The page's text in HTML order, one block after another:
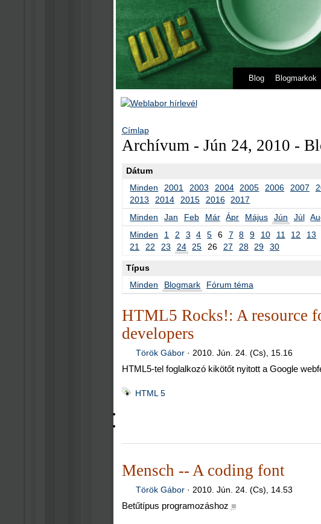
Blog Blogmarkok
Címlap
Archívum - Jún 24, 2010 -
Dátum
Minden
2001 2003 2004 2005 2006 2007
2013
2014 2015 2016
2017
Minden
Jan Feb Már Ápr Május Jún Júl
Minden
1 2 3 4 5 6 7 8 9 10 11 12 13
21
22 23 24 25 26 27 28 29 30
Típus
Minden
Blogmark Fórum téma
HTML5 Rocks!: A resource
developers
Török Gábor ·2010. Jún. 24. (Cs), 15.16
HTML5-tel foglalkozó kikötőt nyitott a Google
HTML 5
Mensch -- A coding font
Török Gábor · 2010. Jún. 24. (Cs), 14.53
Betűtípus programozáshoz ■